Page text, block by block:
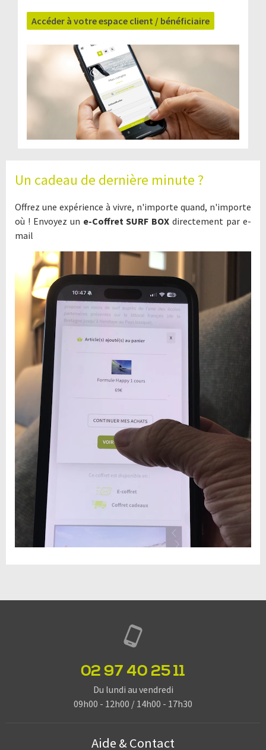
Accéder à votre espace client / bénéficiaire
Un cadeau de dernière minute ?
Offrez une expérience à vivre, n'importe quand, n'importe
où ! Envoyez un e-Coffret SURF BOX directement par e-
mail
02 97 40 25 11
Du lundi au vendredi
09h00 - 12h00 / 14h00 - 17h30
Aide & Contact